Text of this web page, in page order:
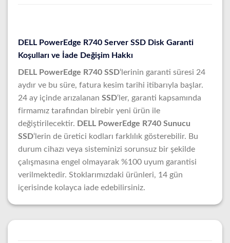
DELL PowerEdge R740 Server SSD Disk Garanti
Koşulları ve İade Değişim Hakkı
DELL PowerEdge R740 SSD‘lerinin garanti süresi 24
aydır ve bu süre, fatura kesim tarihi itibarıyla başlar.
24 ay içinde arızalanan SSD‘ler, garanti kapsamında
firmamız tarafından birebir yeni ürün ile
değiştirilecektir. DELL PowerEdge R740 Sunucu
SSD‘lerin de üretici kodları farklılık gösterebilir. Bu
durum cihazı veya sisteminizi sorunsuz bir şekilde
çalışmasına engel olmayarak %100 uyum garantisi
verilmektedir. Stoklarımızdaki ürünleri, 14 gün
içerisinde kolayca iade edebilirsiniz.